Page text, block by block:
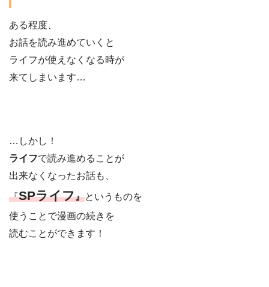
ある程度、
お話を読み進めていくと
ライフが使えなくなる時が
来てしまいます…
…しかし！
ライフで読み進めることが
出来なくなったお話も、
『SPライフ』というものを
使うことで漫画の続きを
読むことができます！